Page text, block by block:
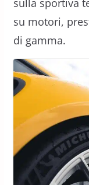
sulla sportiva
su motori,
di gamma.